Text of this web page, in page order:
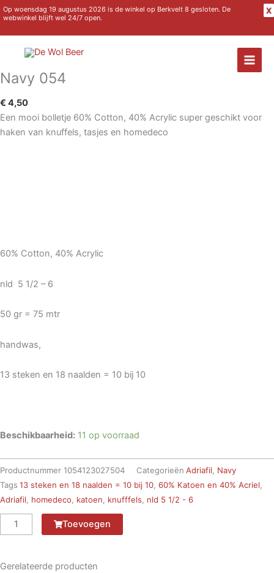
Op woensdag 19 augustus 2026 is de winkel op Berkvelt 8 gesloten. De
webwinkel blijft wel 24/7 open.
X
Ga
naar
de
inhoud
Navy 054
€ 4,50
Een mooi bolletje 60% Cotton, 40% Acrylic super geschikt voor
haken van knuffels, tasjes en homedeco
60% Cotton, 40% Acrylic
nld 5 1/2 – 6
50 gr = 75 mtr
handwas,
13 steken en 18 naalden = 10 bij 10
Beschikbaarheid: 11 op voorraad
Productnummer 1054123027504 Categorieën Adriafil, Navy
Tags 13 steken en 18 naalden = 10 bij 10, 60% Katoen en 40% Acriel,
Adriafil, homedeco, katoen, knufffels, nld 5 1/2 - 6
Navy
054
Toevoegen
Gerelateerde producten